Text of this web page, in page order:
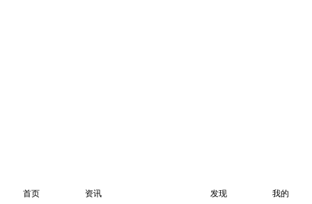
首页 资讯 发现 我的